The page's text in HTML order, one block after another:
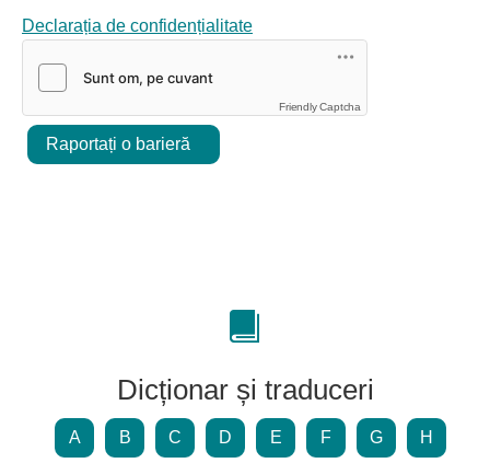
Declarația de confidențialitate
Friendly Captcha
Raportați o barieră
Dicționar și traduceri
A B C D E F G H